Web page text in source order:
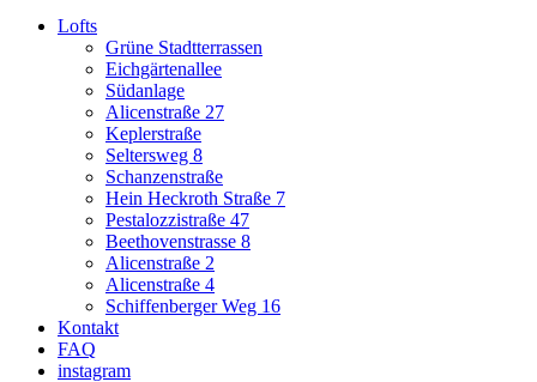
Lofts
Grüne Stadtterrassen
Eichgärtenallee
Südanlage
Alicenstraße 27
Keplerstraße
Seltersweg 8
Schanzenstraße
Hein Heckroth Straße 7
Pestalozzistraße 47
Beethovenstrasse 8
Alicenstraße 2
Alicenstraße 4
Schiffenberger Weg 16
Kontakt
FAQ
instagram